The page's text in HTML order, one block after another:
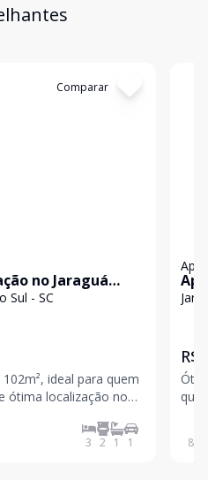
Comparar
no Jaraguá
e com
Sul - SC
ideal para quem
ótima localização no
1 suíte + 2
planejada
3 2 1 1
R$
AGOSTO/
80